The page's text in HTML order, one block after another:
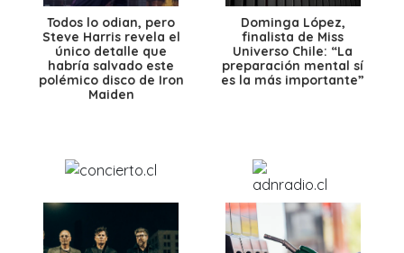
Todos lo odian, pero
Steve Harris revela el
único detalle que
habría salvado este
polémico disco de Iron
Maiden
Dominga López,
finalista de Miss
Universo Chile: “La
preparación mental sí
es la más importante”